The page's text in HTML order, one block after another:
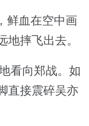
血在空中画
地摔飞出去。
看向郑战。如
直接震碎吴亦